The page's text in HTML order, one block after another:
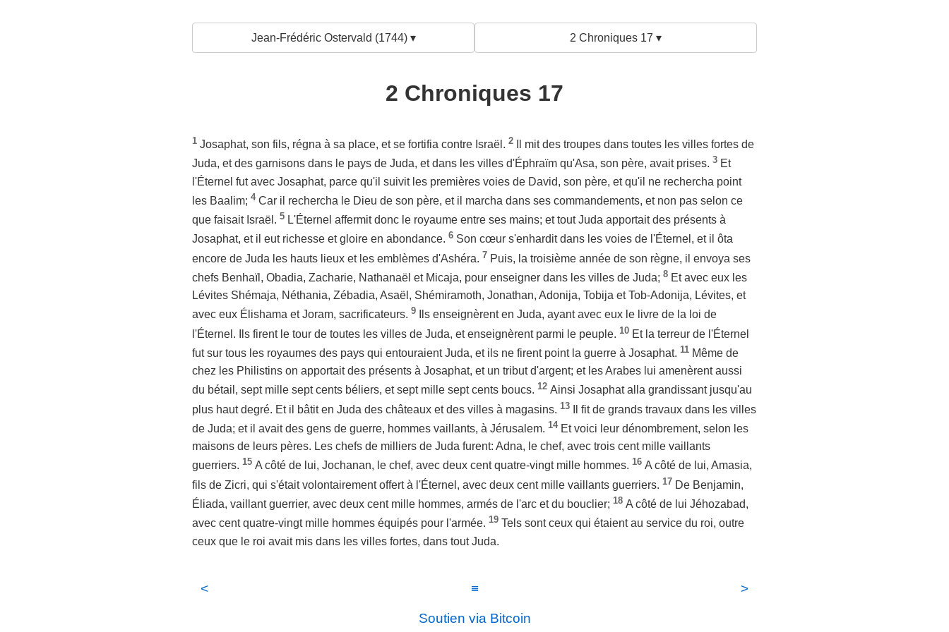
Jean-Frédéric Ostervald (1744) ▾ 2 Chroniques 17 ▾
2 Chroniques 17
1 Josaphat, son fils, régna à sa place, et se fortifia contre Israël. 2
Il mit des troupes dans toutes les villes fortes de
Juda, et des garnisons dans le pays de Juda, et dans les villes d'Éphraïm qu'Asa, son père, avait prises. 3 Et
l'Éternel fut avec Josaphat, parce qu'il suivit les premières voies de David, son père, et qu'il ne rechercha point
les Baalim; 4 Car il rechercha le Dieu de son père, et il marcha dans ses commandements, et non pas selon ce
que faisait Israël. 5 L'Éternel affermit donc le royaume entre ses mains; et tout Juda apportait des présents à
Josaphat, et il eut richesse et gloire en abondance. 6 Son cœur s'enhardit dans les voies de l'Éternel, et il ôta
encore de Juda les hauts lieux et les emblèmes d'Ashéra. 7 Puis, la troisième année de son règne, il envoya ses
chefs Benhaïl, Obadia, Zacharie, Nathanaël et Micaja, pour enseigner dans les villes de Juda; 8 Et avec eux les
Lévites Shémaja, Néthania, Zébadia, Asaël, Shémiramoth, Jonathan, Adonija, Tobija et Tob-Adonija, Lévites, et
avec eux Élishama et Joram, sacrificateurs. 9
Ils enseignèrent en Juda, ayant avec eux le livre de la loi de
l'Éternel. Ils firent le tour de toutes les villes de Juda, et enseignèrent parmi le peuple. 10 Et la terreur de l'Éternel
fut sur tous les royaumes des pays qui entouraient Juda, et ils ne firent point la guerre à Josaphat. 11 Même de
chez les Philistins on apportait des présents à Josaphat, et un tribut d'argent; et les Arabes lui amenèrent aussi
du bétail, sept mille sept cents béliers, et sept mille sept cents boucs. 12 Ainsi Josaphat alla grandissant jusqu'au
plus haut degré. Et il bâtit en Juda des châteaux et des villes à magasins. 13
Il fit de grands travaux dans les villes
de Juda; et il avait des gens de guerre, hommes vaillants, à Jérusalem. 14 Et voici leur dénombrement, selon les
maisons de leurs pères. Les chefs de milliers de Juda furent: Adna, le chef, avec trois cent mille vaillants
guerriers. 15 A côté de lui, Jochanan, le chef, avec deux cent quatre-vingt mille hommes. 16 A côté de lui, Amasia,
fils de Zicri, qui s'était volontairement offert à l'Éternel, avec deux cent mille vaillants guerriers. 17 De Benjamin,
Éliada, vaillant guerrier, avec deux cent mille hommes, armés de l'arc et du bouclier; 18 A côté de lui Jéhozabad,
avec cent quatre-vingt mille hommes équipés pour l'armée. 19 Tels sont ceux qui étaient au service du roi, outre
ceux que le roi avait mis dans les villes fortes, dans tout Juda.
< ≡
>
Soutien via Bitcoin